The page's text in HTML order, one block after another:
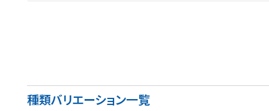
種類バリエーション一覧